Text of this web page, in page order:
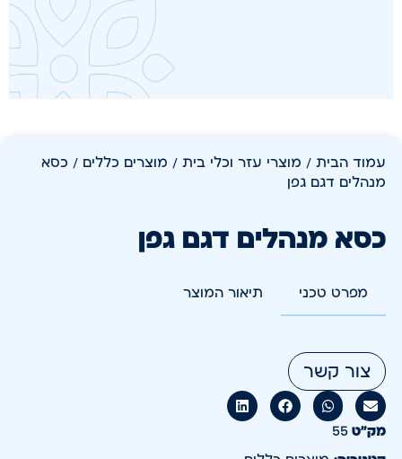
עמוד הבית / מוצרי עזר וכלי בית / מוצרים כללים / כסא
מנהלים דגם גפן
כסא מנהלים דגם גפן
מפרט טכני תיאור המוצר
צור קשר
מק״ט 55